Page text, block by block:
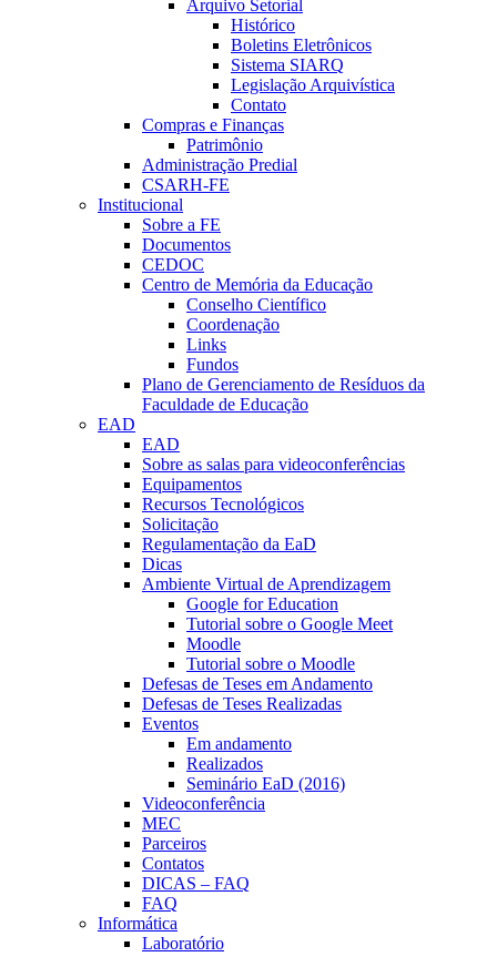
Arquivo Setorial
Histórico
Boletins Eletrônicos
Sistema SIARQ
Legislação Arquivística
Contato
Compras e Finanças
Patrimônio
Administração Predial
CSARH-FE
Institucional
Sobre a FE
Documentos
CEDOC
Centro de Memória da Educação
Conselho Científico
Coordenação
Links
Fundos
Plano de Gerenciamento de Resíduos da
Faculdade de Educação
EAD
EAD
Sobre as salas para videoconferências
Equipamentos
Recursos Tecnológicos
Solicitação
Regulamentação da EaD
Dicas
Ambiente Virtual de Aprendizagem
Google for Education
Tutorial sobre o Google Meet
Moodle
Tutorial sobre o Moodle
Defesas de Teses em Andamento
Defesas de Teses Realizadas
Eventos
Em andamento
Realizados
Seminário EaD (2016)
Videoconferência
MEC
Parceiros
Contatos
DICAS – FAQ
FAQ
Informática
Laboratório